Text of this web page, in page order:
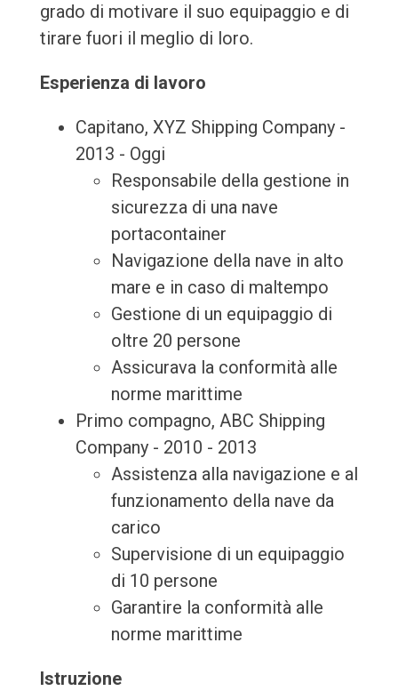
grado di motivare il suo equipaggio e di
tirare fuori il meglio di loro.
Esperienza di lavoro
Capitano, XYZ Shipping Company -
2013 - Oggi
Responsabile della gestione in
sicurezza di una nave
portacontainer
Navigazione della nave in alto
mare e in caso di maltempo
Gestione di un equipaggio di
oltre 20 persone
Assicurava la conformità alle
norme marittime
Primo compagno, ABC Shipping
Company - 2010 - 2013
Assistenza alla navigazione e al
funzionamento della nave da
carico
Supervisione di un equipaggio
di 10 persone
Garantire la conformità alle
norme marittime
Istruzione